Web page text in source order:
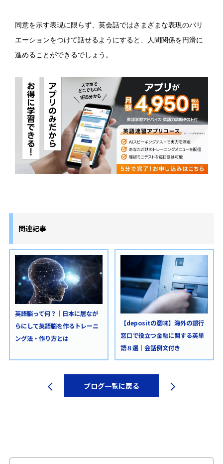
同意を示す表現に限らず、英会話ではさまざまな表現のバリ
エーションをつけて話せるようにすると、人間関係を円滑に
進めることができるでしょう。
関連記事
英語脳って何？｜日本に居なが
らにして英語脳を作るトレーニ
ング法・作り方とは
【depositの意味】海外の銀行
窓口で役立つ金融に関する英単
語８選｜会話例文付き
ブログ一覧に戻る